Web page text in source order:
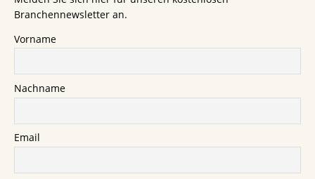
Branchennewsletter an.
Vorname
Nachname
Email